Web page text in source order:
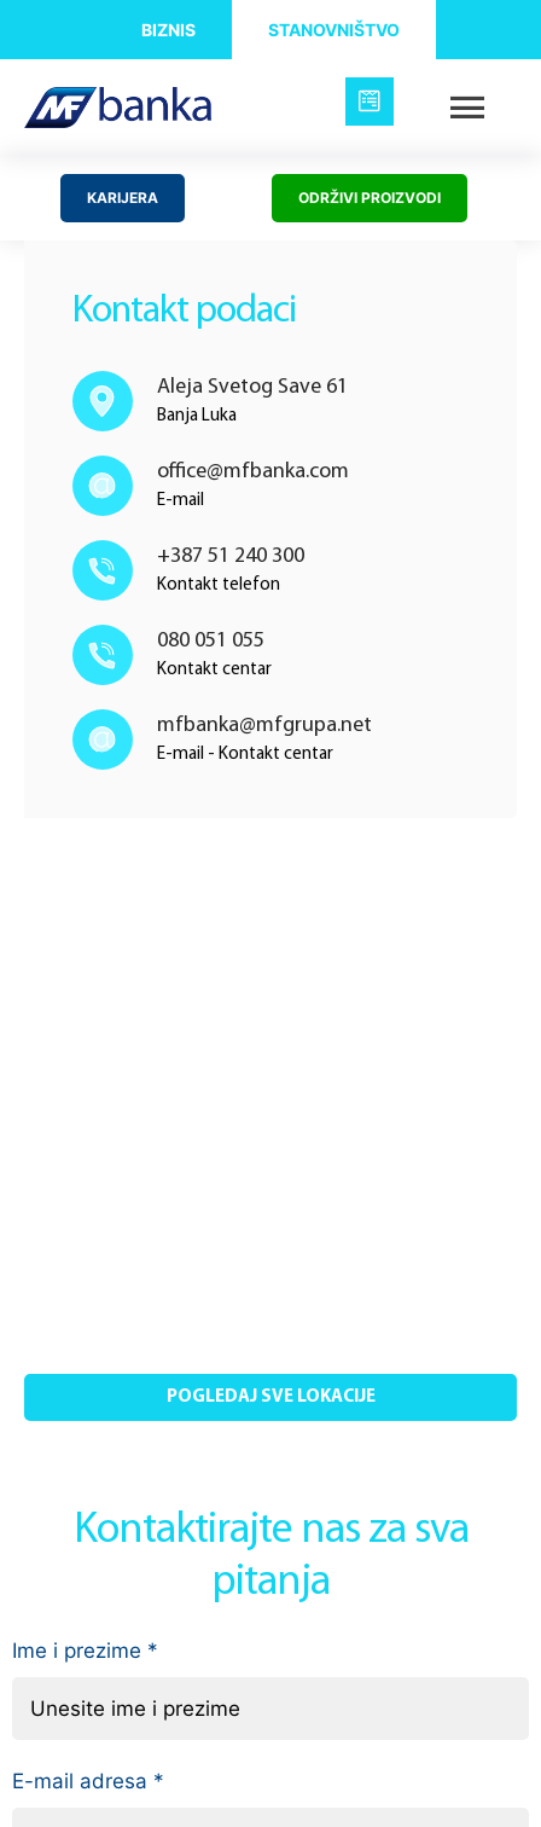
BIZNIS STANOVNIŠTVO
KARIJERA ODRŽIVI PROIZVODI
POGLEDAJ SVE LOKACIJE
Kontakt podaci
Aleja Svetog Save 61
Banja Luka
office@mfbanka.com
E-mail
+387 51 240 300
Kontakt telefon
080 051 055
Kontakt centar
mfbanka@mfgrupa.net
E-mail - Kontakt centar
Kontaktirajte nas za sva
pitanja
Ime i prezime *
E-mail adresa *